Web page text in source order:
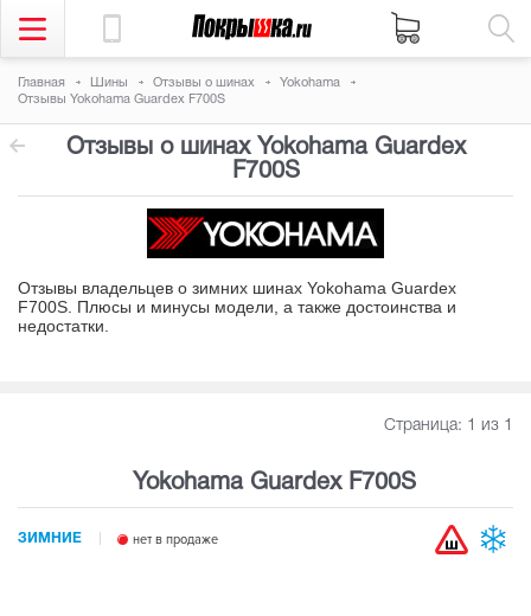
Главная Шины Отзывы о шинах
Yokohama
Отзывы Yokohama Guardex F700S
Отзывы о шинах Yokohama Guardex
F700S
Отзывы владельцев о зимних шинах Yokohama Guardex
F700S. Плюсы и минусы модели, а также достоинства и
недостатки
Страница: 1 из 1
Yokohama Guardex F700S
ЗИМНИЕ нет в продаже